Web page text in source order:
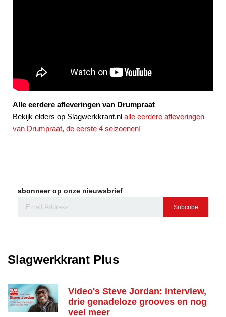
Alle eerdere afleveringen van Drumpraat
Bekijk elders op Slagwerkkrant.nl alle eerdere afleveringen
van Drumpraat, de eerste 4 seizoenen!
abonneer op onze nieuwsbrief
Subcribe
Slagwerkkrant Plus
Video's Steve Jordan: interview,
drie genadeloze grooves en nog
veel meer